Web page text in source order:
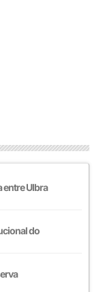
entre Ulbra
do